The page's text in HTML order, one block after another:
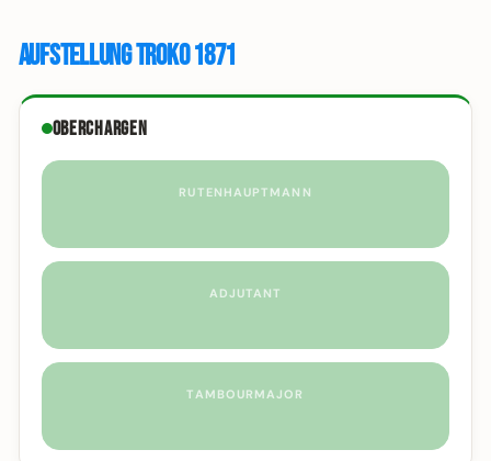
Aufstellung Troko 1871
Oberchargen
RUTENHAUPTMANN
ADJUTANT
TAMBOURMAJOR